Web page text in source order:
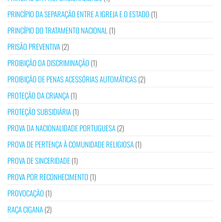
PRINCÍPIO DA SEPARAÇÃO ENTRE A IGREJA E O ESTADO (1)
PRINCÍPIO DO TRATAMENTO NACIONAL (1)
PRISÃO PREVENTIVA(2)
PROIBIÇÃO DA DISCRIMINAÇÃO (1)
PROIBIÇÃO DE PENAS ACESSÓRIAS AUTOMÁTICAS(2)
PROTEÇÃO DA CRIANÇA(1)
PROTEÇÃO SUBSIDIÁRIA(1)
PROVA DA NACIONALIDADE PORTUGUESA(2)
PROVA DE PERTENÇA À COMUNIDADE RELIGIOSA(1)
PROVA DE SINCERIDADE(1)
PROVA POR RECONHECIMENTO (1)
PROVOCAÇÃO (1)
RAÇA CIGANA(2)